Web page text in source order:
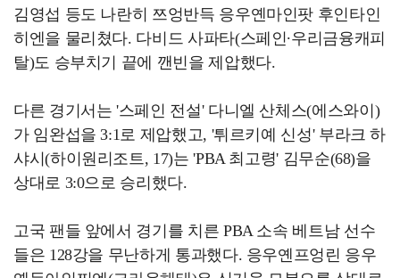
김영섭 등도 나란히 쯔엉반득 응우옌마인팟 후인타인
히엔을 물리쳤다. 다비드 사파타(스페인∙우리금융캐피
탈)도 승부치기 끝에 깬빈을 제압했다.
다른 경기서는 '스페인 전설' 다니엘 산체스(에스와이)
가 임완섭을 3:1로 제압했고, '튀르키예 신성' 부라크 하
샤시(하이원리조트, 17)는 'PBA 최고령' 김무순(68)을
상대로 3:0으로 승리했다.
고국 팬들 앞에서 경기를 치른 PBA 소속 베트남 선수
들은 128강을 무난하게 통과했다. 응우옌프엉린 응우